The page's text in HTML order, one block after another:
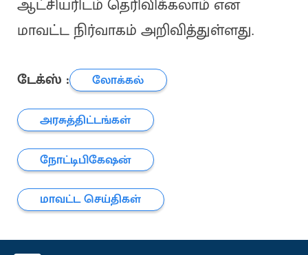
ஆட்சியரிடம் தெரிவிக்கலாம் என
மாவட்ட நிர்வாகம் அறிவித்துள்ளது.
டேக்ஸ் :
லோக்கல்
அரசுத்திட்டங்கள்
நோட்டிபிகேஷன்
மாவட்ட செய்திகள்